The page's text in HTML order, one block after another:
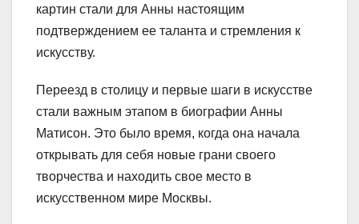
картин стали для Анны настоящим
подтверждением ее таланта и стремления к
искусству.
Переезд в столицу и первые шаги в искусстве
стали важным этапом в биографии Анны
Матисон. Это было время, когда она начала
открывать для себя новые грани своего
творчества и находить свое место в
искусственном мире Москвы.